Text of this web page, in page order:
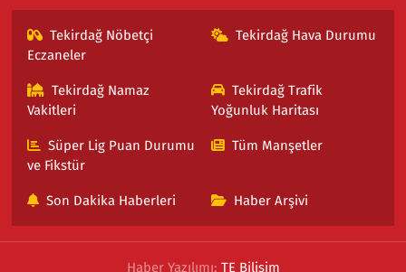
Tekirdağ Nöbetçi
Eczaneler
Tekirdağ Hava Durumu
Tekirdağ Namaz
Vakitleri
Tekirdağ Trafik
Yoğunluk Haritası
Süper Lig Puan Durumu
ve Fikstür
Tüm Manşetler
Son Dakika Haberleri Haber Arşivi
Haber Yazılımı: TE Bilişim